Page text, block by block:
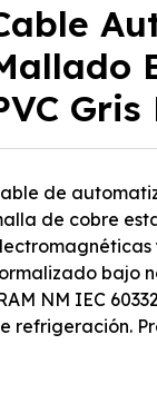
de
de cobre
bajo
NM IEC
refrigeración.